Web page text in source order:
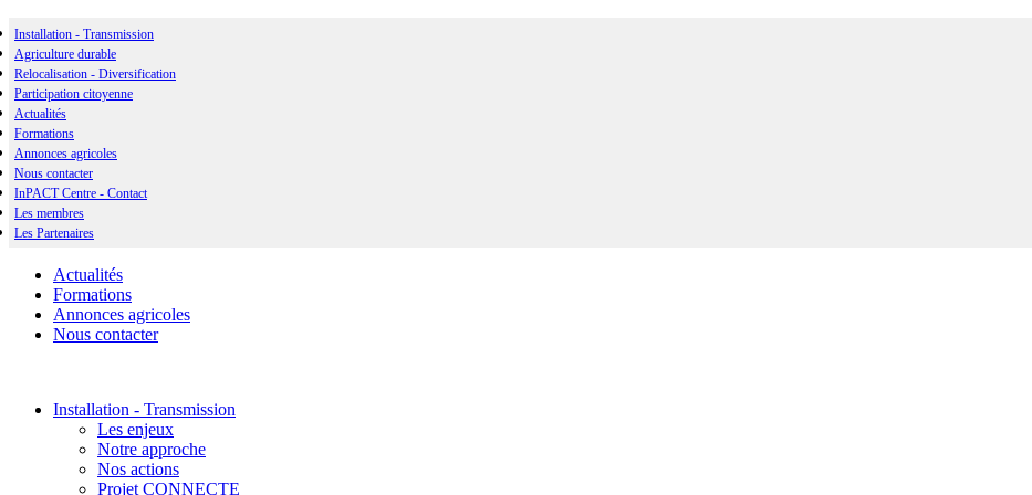
Installation - Transmission
Agriculture durable
Relocalisation - Diversification
Participation citoyenne
Actualités
Formations
Annonces agricoles
Nous contacter
InPACT Centre - Contact
Les membres
Les Partenaires
Actualités
Formations
Annonces agricoles
Nous contacter
Installation - Transmission
Les enjeux
Notre approche
Nos actions
Projet CONNECTE